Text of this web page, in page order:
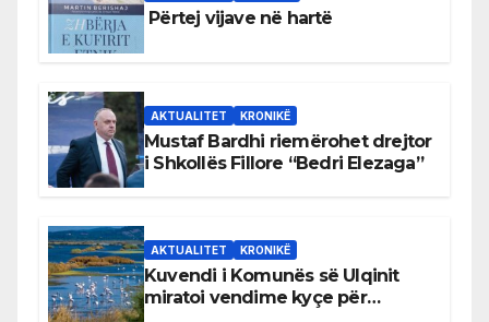
Përtej vijave në hartë
AKTUALITET KRONIKË
Mustaf Bardhi riemërohet drejtor
i Shkollës Fillore “Bedri Elezaga”
AKTUALITET KRONIKË
Kuvendi i Komunës së Ulqinit
miratoi vendime kyçe për